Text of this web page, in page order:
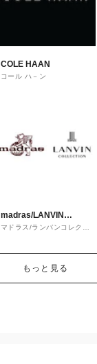
COLE HAAN
コール ハ－ン
madras/LANVIN
COLLECTION
マドラス/ランバンコレクシ
もっと見る